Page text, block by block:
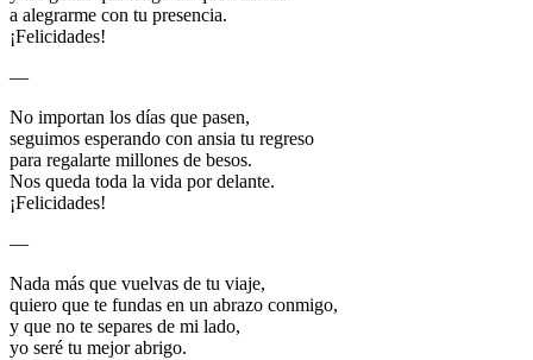
a alegrarme con tu presencia.
¡Felicidades!
—
No importan los días que pasen,
seguimos esperando con ansia tu regreso
para regalarte millones de besos.
Nos queda toda la vida por delante.
¡Felicidades!
—
Nada más que vuelvas de tu viaje,
quiero que te fundas en un abrazo conmigo,
y que no te separes de mi lado,
yo seré tu mejor abrigo.